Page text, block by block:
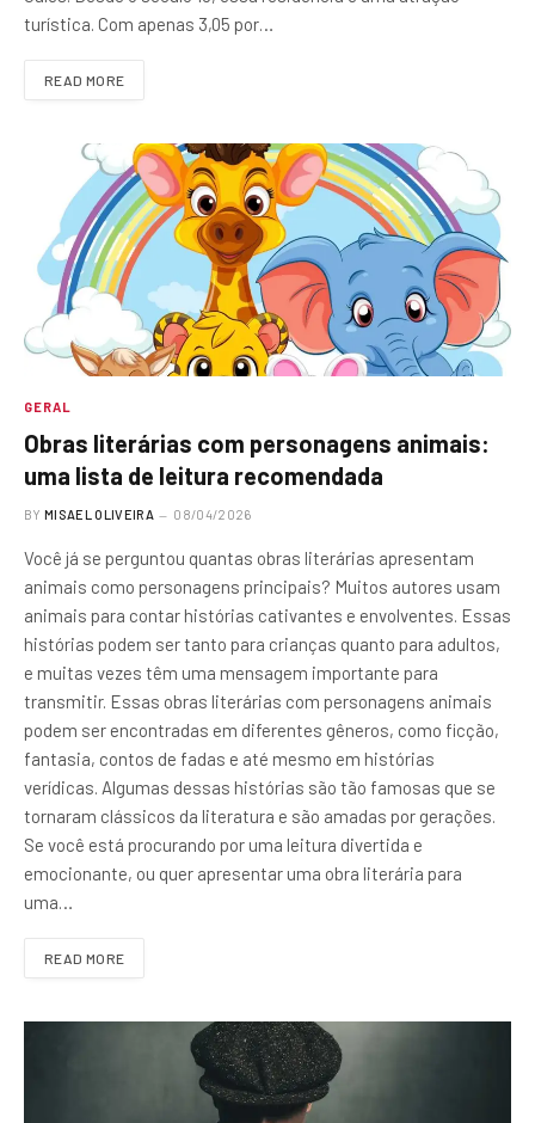
turística. Com apenas 3,05 por…
READ MORE
GERAL
Obras literárias com personagens animais:
uma lista de leitura recomendada
BY MISAEL OLIVEIRA 08/04/2026
Você já se perguntou quantas obras literárias apresentam
animais como personagens principais? Muitos autores usam
animais para contar histórias cativantes e envolventes. Essas
histórias podem ser tanto para crianças quanto para adultos,
e muitas vezes têm uma mensagem importante para
transmitir. Essas obras literárias com personagens animais
podem ser encontradas em diferentes gêneros, como ficção,
fantasia, contos de fadas e até mesmo em histórias
verídicas. Algumas dessas histórias são tão famosas que se
tornaram clássicos da literatura e são amadas por gerações.
Se você está procurando por uma leitura divertida e
emocionante, ou quer apresentar uma obra literária para
uma…
READ MORE